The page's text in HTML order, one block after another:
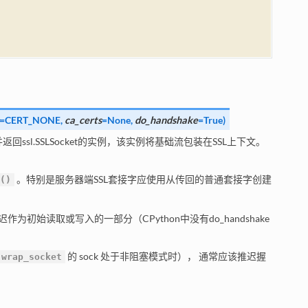
CERT_NONE, ca_certs=None, do_handshake=True)
回ssl.SSLSocket的实例，该实例将基础流包装在SSL上下文。
。特别是服务器端SSL套接字应使用从传回的普通套接字创建
作为初始读取或写入的一部分（CPython中没有do_handshake
wrap_socket 的 sock处于非阻塞模式时）， 通常应该推迟握